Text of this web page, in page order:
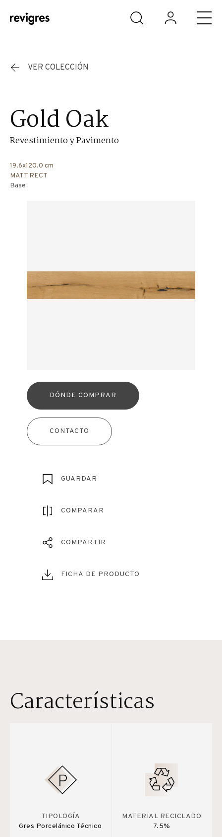
Saltar al contenido principal
VER COLECCIÓN
Gold Oak
Revestimiento y Pavimento
19.6x120.0 cm
MATT RECT
Base
DÓNDE COMPRAR
CONTACTO
GUARDAR
COMPARAR
COMPARTIR
FICHA DE PRODUCTO
Características
TIPOLOGÍA
Gres Porcelánico Técnico
MATERIAL RECICLADO
7.5%